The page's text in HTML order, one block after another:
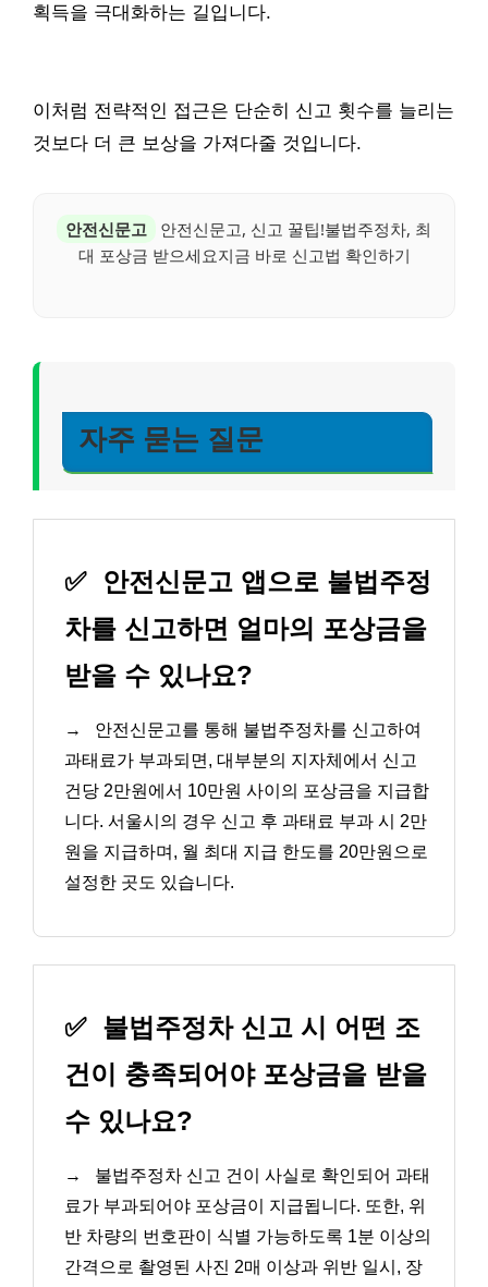
획득을 극대화하는 길입니다.
이처럼 전략적인 접근은 단순히 신고 횟수를 늘리는
것보다 더 큰 보상을 가져다줄 것입니다.
안전신문고
안전신문고, 신고 꿀팁!불법주정차, 최
대 포상금 받으세요지금 바로 신고법 확인하기
자주 묻는 질문
✅
안전신문고 앱으로 불법주정
차를 신고하면 얼마의 포상금을
받을 수 있나요?
→
안전신문고를 통해 불법주정차를 신고하여
과태료가 부과되면, 대부분의 지자체에서 신고
건당 2만원에서 10만원 사이의 포상금을 지급합
니다. 서울시의 경우 신고 후 과태료 부과 시 2만
원을 지급하며, 월 최대 지급 한도를 20만원으로
설정한 곳도 있습니다.
✅ 불법주정차 신고 시 어떤 조
건이 충족되어야 포상금을 받을
수 있나요?
→
불법주정차 신고 건이 사실로 확인되어 과태
료가 부과되어야 포상금이 지급됩니다. 또한, 위
반 차량의 번호판이 식별 가능하도록 1분 이상의
간격으로 촬영된 사진 2매 이상과 위반 일시, 장